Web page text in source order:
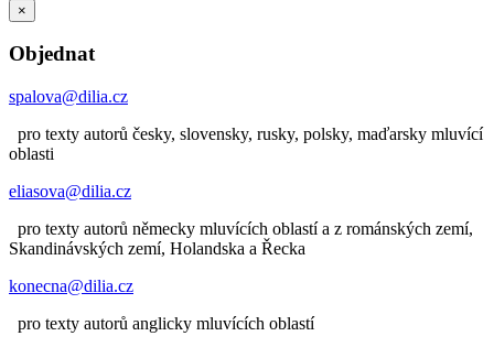
×
Objednat
spalova@dilia.cz
pro texty autorů česky, slovensky, rusky, polsky, maďarsky mluvící
oblasti
eliasova@dilia.cz
pro texty autorů německy mluvících oblastí a z románských zemí,
Skandinávských zemí, Holandska a Řecka
konecna@dilia.cz
pro texty autorů anglicky mluvících oblastí